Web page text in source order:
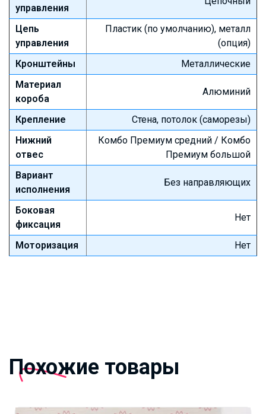
управления
Цепь
управления
Пластик (по умолчанию), металл
(опция)
Кронштейны
Металлические
Материал
короба
Алюминий
Крепление
Стена, потолок (саморезы)
Нижний
отвес
Комбо Премиум средний / Комбо
Премиум большой
Вариант
исполнения
Без направляющих
Боковая
фиксация
Нет
Моторизация Нет
Похожие товары